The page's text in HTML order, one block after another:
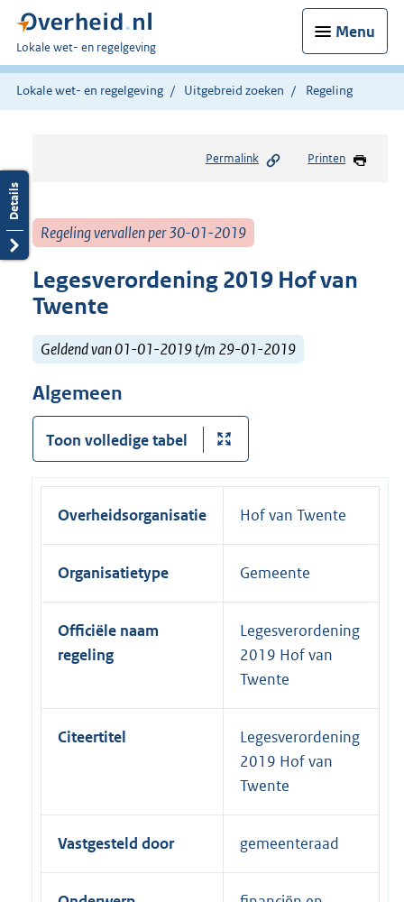
Menu
U
bent
hier:
Lokale wet- en regelgeving
Lokale wet- en regelgeving Uitgebreid zoeken Regeling
Permalink Printen
Regeling vervallen per 30-01-2019
Legesverordening 2019 Hof van
Twente
Geldend van 01-01-2019 t/m 29-01-2019
Algemeen
Toon volledige tabel
Overheidsorganisatie Hof van Twente
Organisatietype Gemeente
Officiële naam
regeling
Legesverordening
2019 Hof van
Twente
Citeertitel
Legesverordening
2019 Hof van
Twente
Vastgesteld door gemeenteraad